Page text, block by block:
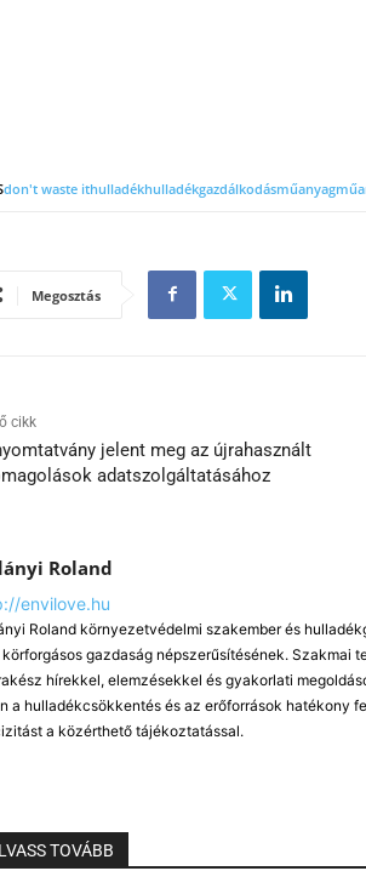
don't waste ithulladékhulladékgazdálkodásműanyag
Megosztás
cikk
jelent meg az újrahasznált
adatszolgáltatásához
Roland
envilove.hu
Roland környezetvédelmi szakember és
körforgásos gazdaság népszerűsítésének. Szakmai
hírekkel, elemzésekkel és gyakorlati
a hulladékcsökkentés és az erőforrások hatékony
a közérthető tájékoztatással.
TOVÁBB